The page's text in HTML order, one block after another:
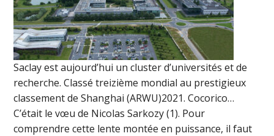
Saclay est aujourd’hui un cluster d’universités et de
recherche. Classé treizième mondial au prestigieux
classement de Shanghai (ARWU)2021. Cocorico…
C’était le vœu de Nicolas Sarkozy (1). Pour
comprendre cette lente montée en puissance, il faut